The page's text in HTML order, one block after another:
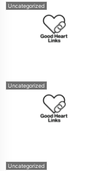
Uncategorized
Uncategorized
Uncategorized